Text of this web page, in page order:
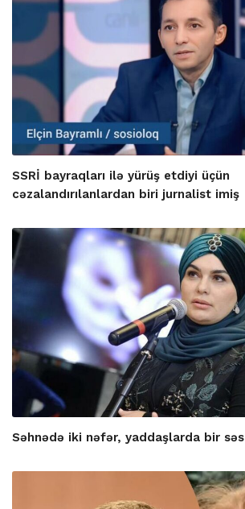
SSRİ bayraqları ilə yürüş etdiyi üçün
cəzalandırılanlardan biri jurnalist imiş
Səhnədə iki nəfər, yaddaşlarda bir səs